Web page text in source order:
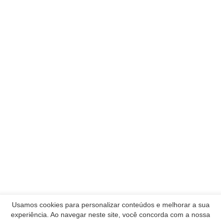
Usamos cookies para personalizar conteúdos e melhorar a sua
experiência. Ao navegar neste site, você concorda com a nossa